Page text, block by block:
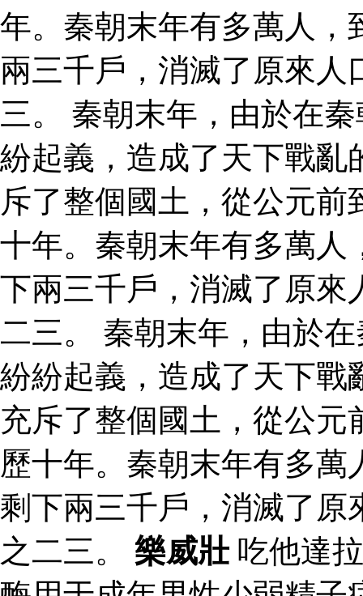
年。秦朝末年有多萬人，
兩三千戶，消滅了原來
三。 秦朝末年，由於在
紛起義，造成了天下戰亂
斥了整個國土，從公元
十年。秦朝末年有多萬人
下兩三千戶，消滅了原來
二三。 秦朝末年，由於
紛紛起義，造成了天下戰
充斥了整個國土，從公
歷十年。秦朝末年有多
剩下兩三千戶，消滅了原
之二三。 樂威壯吃他達